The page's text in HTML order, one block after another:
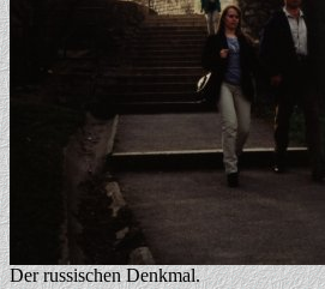
Der russischen Denkmal.